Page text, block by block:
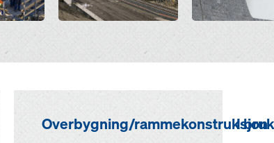
Overbygning/rammekonstruksjon
I bruk